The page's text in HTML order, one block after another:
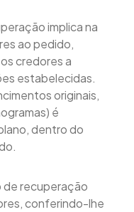
implica na
ao pedido,
credores a
estabelecidas.
originais,
é
dentro do
de recuperação
conferindo-lhe